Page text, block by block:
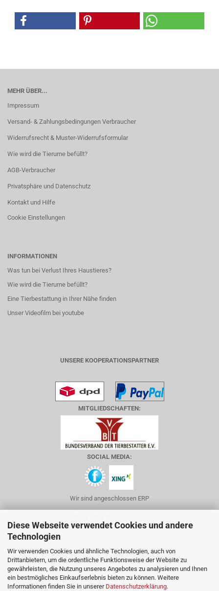
Diese Webseite verwendet Cookies und andere
Technologien
Wir verwenden Cookies und ähnliche Technologien, auch von
Drittanbietern, um die ordentliche Funktionsweise der Website zu
gewährleisten, die Nutzung unseres Angebotes zu analysieren und Ihnen
ein bestmögliches Einkaufserlebnis bieten zu können. Weitere
Informationen finden Sie in unserer Datenschutzerklärung.
MEHR ÜBER...
Impressum
Versand- & Zahlungsbedingungen Verbraucher
Widerrufsrecht & Muster-Widerrufsformular
Wie wird die Tierurne befüllt?
AGB-Verbraucher
Privatsphäre und Datenschutz
Kontakt und Hilfe
Cookie Einstellungen
INFORMATIONEN
Was tun bei Verlust Ihres Haustieres?
Wie wird die Tierurne befüllt?
Eine Tierbestattung in Ihrer Nähe finden
Unser Videofilm bei youtube
UNSERE KOOPERATIONSPARTNER
MITGLIEDSCHAFTEN:
SOCIAL MEDIA:
Wir sind angeschlossen ERP
ÜBER UNS
Inhaberin: Frau Petra Staadt
Gründungsjahr: 2011